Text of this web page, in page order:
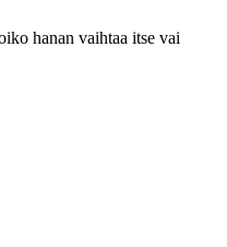
hanan vaihtaa itse vai